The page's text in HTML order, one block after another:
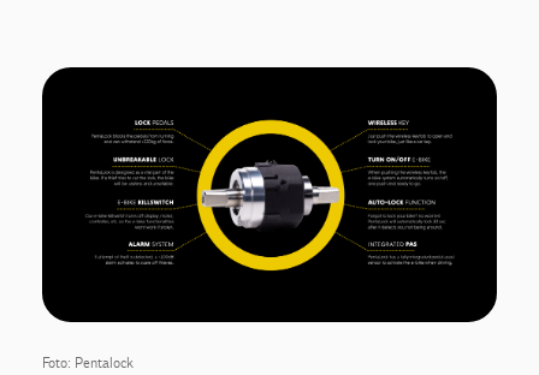
Foto: Pentalock